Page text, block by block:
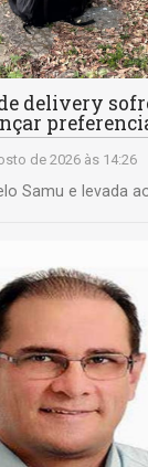
delivery
de 2026 às 14:26
Samu e levada